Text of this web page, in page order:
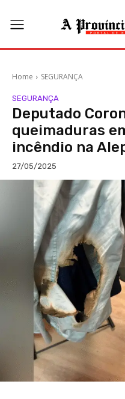
Home SEGURANÇA
SEGURANÇA
Deputado
queimaduras
incêndio na
27/05/2025